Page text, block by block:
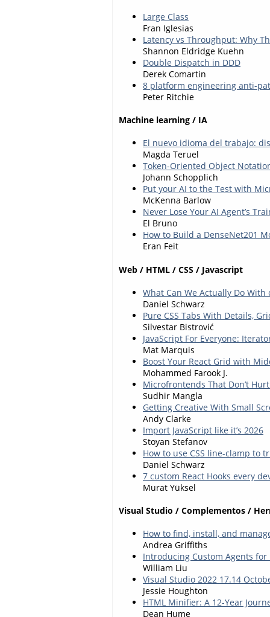
Large Class
Fran Iglesias
Latency vs Throughput: Why
Shannon Eldridge Kuehn
Double Dispatch in DDD
Derek Comartin
8 platform engineering anti-
Peter Ritchie
Machine learning / IA
El nuevo idioma del trabajo:
Magda Teruel
Token-Oriented Object
Johann Schopplich
Put your AI to the Test with
McKenna Barlow
Never Lose Your AI Agent’s
El Bruno
How to Build a DenseNet201
Eran Feit
Web / HTML / CSS / Javascript
What Can We Actually Do With
Daniel Schwarz
Pure CSS Tabs With Details,
Silvestar Bistrović
JavaScript For Everyone:
Mat Marquis
Boost Your React Grid with
Mohammed Farook J.
Microfrontends That Don’t
Sudhir Mangla
Getting Creative With Small
Andy Clarke
Import JavaScript like it’s 2026
Stoyan Stefanov
How to use CSS line-clamp to
Daniel Schwarz
7 custom React Hooks every
Murat Yüksel
Visual Studio / Complementos /
How to find, install, and
Andrea Griffiths
Introducing Custom Agents for
William Liu
Visual Studio 2022 17.14
Jessie Houghton
HTML Minifier: A 12-Year
Dean Hume